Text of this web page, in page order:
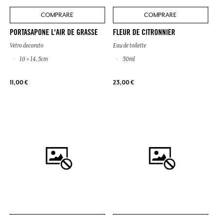
COMPRARE
PORTASAPONE L'AIR DE GRASSE
Vetro decorato
10 × 14,5cm
11,00 €
COMPRARE
FLEUR DE CITRONNIER
Eau de toilette
50ml
23,00 €